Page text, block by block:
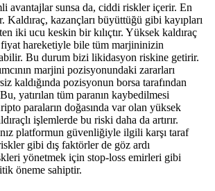
avantajlar sunsa da, ciddi riskler içerir. En
Kaldıraç, kazançları büyüttüğü gibi kayıpları
iki ucu keskin bir kılıçtır. Yüksek kaldıraç
hareketiyle bile tüm marjininizin
Bu durum bizi likidasyon riskine getirir.
marjini pozisyonundaki zararları
kaldığında pozisyonun borsa tarafından
yatırılan tüm paranın kaybedilmesi
paraların doğasında var olan yüksek
işlemlerde bu riski daha da artırır.
platformun güvenliğiyle ilgili karşı taraf
gibi dış faktörler de göz ardı
yönetmek için stop-loss emirleri gibi
öneme sahiptir.